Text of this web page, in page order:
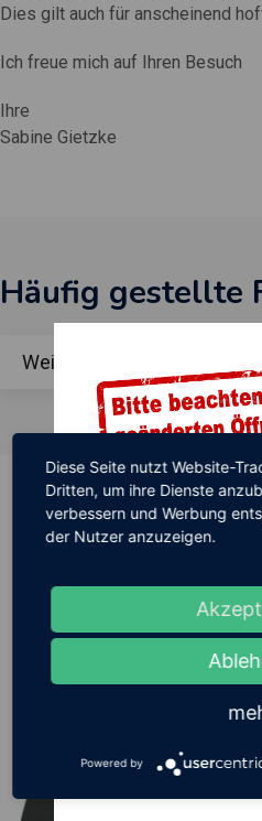
Dies gilt auch für anscheinend
Ich freue mich auf Ihren Besuch
Ihre
Sabine Gietzke
Häufig gestellte
Weisen Sie die MwSt. aus?
Kundenzufriedenheit
meine
BITTE RUFEN SIE
Diese Seite nutzt Website-
Dritten, um ihre Dienste
verbessern und Werbung
der Nutzer anzuzeigen.
Powered by